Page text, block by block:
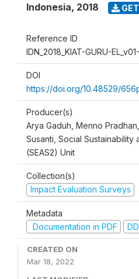
Indonesia, 2018
Reference ID
IDN_2018_KIAT-GURU-
DOI
https://doi.org/10.48529/
Producer(s)
Arya Gaduh, Menno
Susanti, Social Sustainability
(SEAS2) Unit
Collection(s)
Impact Evaluation Surveys
Metadata
Documentation in PDF
CREATED ON
Mar 18, 2022